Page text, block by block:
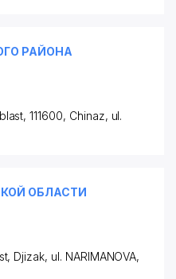
РАЙОНА
111600, Chinaz, ul.
ОБЛАСТИ
Djizak, ul. NARIMANOVA,